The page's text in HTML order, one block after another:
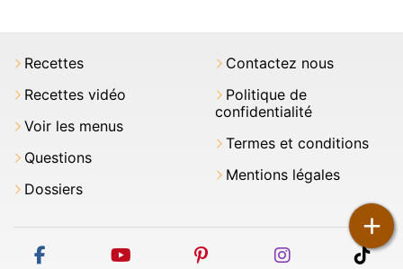
+
Recettes
Recettes vidéo
Voir les menus
Questions
Dossiers
Contactez nous
Politique de
confidentialité
Termes et conditions
Mentions légales
facebook youtube pinterest instagram